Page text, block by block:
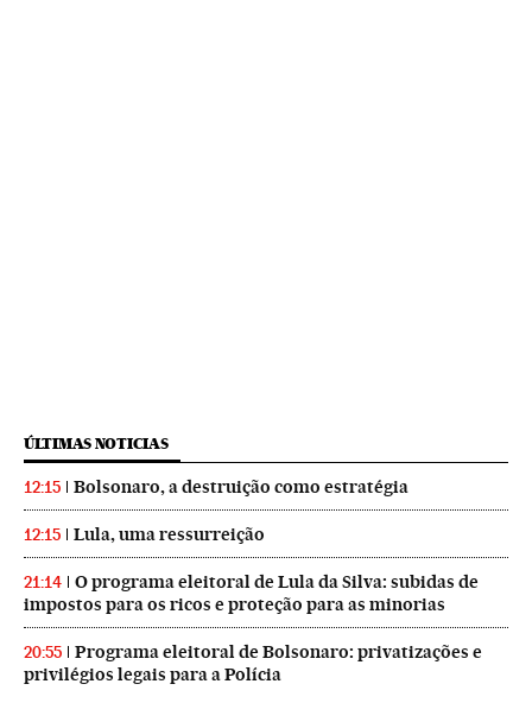
ÚLTIMAS NOTICIAS
12:15 Bolsonaro, a destruição como estratégia
12:15 Lula, uma ressurreição
21:14
O programa eleitoral de Lula da Silva: subidas de
impostos para os ricos e proteção para as minorias
20:55
Programa eleitoral de Bolsonaro: privatizações e
privilégios legais para a Polícia